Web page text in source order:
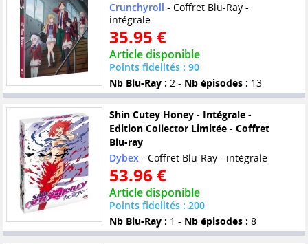
Crunchyroll - Coffret Blu-Ray -
intégrale
35.95 €
Article disponible
Points fidelités : 90
Nb Blu-Ray : 2 - Nb épisodes : 13
Shin Cutey Honey - Intégrale -
Edition Collector Limitée - Coffret
Blu-ray
Dybex- Coffret Blu-Ray - intégrale
53.96 €
Article disponible
Points fidelités : 200
Nb Blu-Ray : 1 - Nb épisodes : 8